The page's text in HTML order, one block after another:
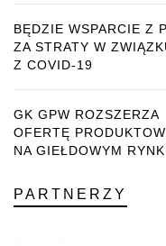
BĘDZIE WSPARCIE Z
ZA STRATY W
Z COVID-19
GK GPW ROZSZERZA
OFERTĘ
NA GIEŁDOWYM
PARTNERZY